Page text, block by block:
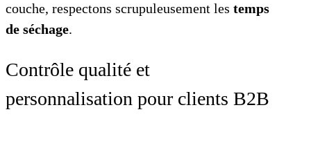
couche, respectons scrupuleusement les temps
de séchage.
Contrôle qualité et
personnalisation pour clients B2B